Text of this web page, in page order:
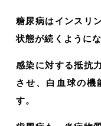
糖尿病はインスリ
状態が続くように
感染に対する抵抗
させ、白血球の機
す。